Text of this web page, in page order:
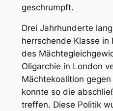
geschrumpft.
Drei Jahrhunderte
herrschende Klasse in
des
Oligarchie in London
Mächtekoalition
konnte so die
treffen. Diese Politik